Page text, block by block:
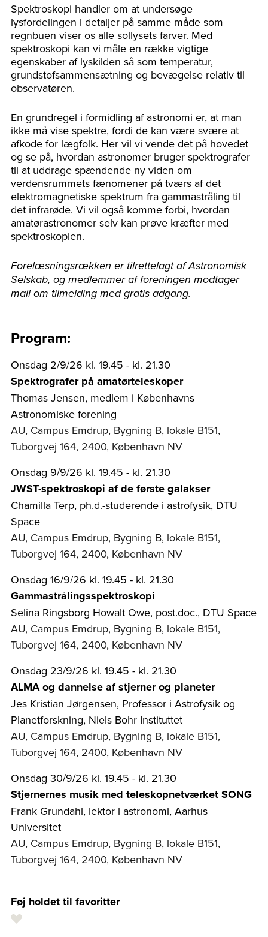
Spektroskopi handler om at undersøge
lysfordelingen i detaljer på samme måde som
regnbuen viser os alle sollysets farver. Med
spektroskopi kan vi måle en række vigtige
egenskaber af lyskilden så som temperatur,
grundstofsammensætning og bevægelse relativ til
observatøren.
En grundregel i formidling af astronomi er, at man
ikke må vise spektre, fordi de kan være svære at
afkode for lægfolk. Her vil vi vende det på hovedet
og se på, hvordan astronomer bruger spektrografer
til at uddrage spændende ny viden om
verdensrummets fænomener på tværs af det
elektromagnetiske spektrum fra gammastråling til
det infrarøde. Vi vil også komme forbi, hvordan
amatørastronomer selv kan prøve kræfter med
spektroskopien.
Forelæsningsrækken er tilrettelagt af Astronomisk
Selskab, og medlemmer af foreningen modtager
mail om tilmelding med gratis adgang.
Program:
Onsdag 2/9/26 kl. 19.45 - kl. 21.30
Spektrografer på amatørteleskoper
Thomas Jensen, medlem i Københavns
Astronomiske forening
AU, Campus Emdrup, Bygning B, lokale B151,
Tuborgvej 164, 2400, København NV
Onsdag 9/9/26 kl. 19.45 - kl. 21.30
JWST-spektroskopi af de første galakser
Chamilla Terp, ph.d.-studerende i astrofysik, DTU
Space
AU, Campus Emdrup, Bygning B, lokale B151,
Tuborgvej 164, 2400, København NV
Onsdag 16/9/26 kl. 19.45 - kl. 21.30
Gammastrålingsspektroskopi
Selina Ringsborg Howalt Owe, post.doc., DTU Space
AU, Campus Emdrup, Bygning B, lokale B151,
Tuborgvej 164, 2400, København NV
Onsdag 23/9/26 kl. 19.45 - kl. 21.30
ALMA og dannelse af stjerner og planeter
Jes Kristian Jørgensen, Professor i Astrofysik og
Planetforskning, Niels Bohr Instituttet
AU, Campus Emdrup, Bygning B, lokale B151,
Tuborgvej 164, 2400, København NV
Onsdag 30/9/26 kl. 19.45 - kl. 21.30
Stjernernes musik med teleskopnetværket SONG
Frank Grundahl, lektor i astronomi, Aarhus
Universitet
AU, Campus Emdrup, Bygning B, lokale B151,
Tuborgvej 164, 2400, København NV
Føj holdet til favoritter